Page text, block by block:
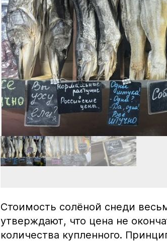
Стоимость солёной снеди
утверждают, что цена не
количества купленного.